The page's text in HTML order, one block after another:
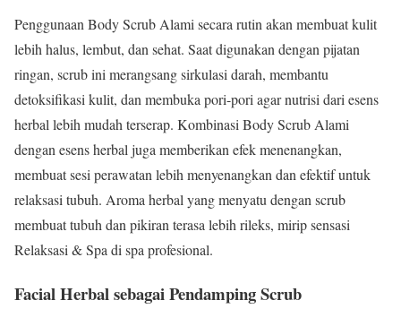
Penggunaan Body Scrub Alami secara rutin akan membuat kulit
lebih halus, lembut, dan sehat. Saat digunakan dengan pijatan
ringan, scrub ini merangsang sirkulasi darah, membantu
detoksifikasi kulit, dan membuka pori-pori agar nutrisi dari esens
herbal lebih mudah terserap. Kombinasi Body Scrub Alami
dengan esens herbal juga memberikan efek menenangkan,
membuat sesi perawatan lebih menyenangkan dan efektif untuk
relaksasi tubuh. Aroma herbal yang menyatu dengan scrub
membuat tubuh dan pikiran terasa lebih rileks, mirip sensasi
Relaksasi & Spa di spa profesional.
Facial Herbal sebagai Pendamping Scrub